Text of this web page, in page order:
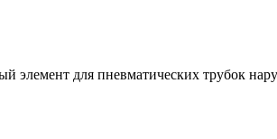
для пневматических трубок